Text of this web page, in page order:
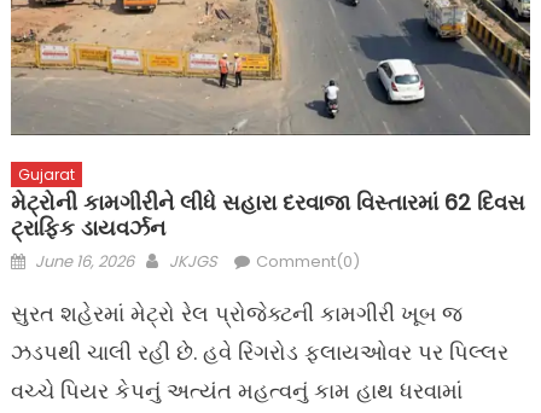
Gujarat
મેટ્રોની કામગીરીને લીધે સહારા દરવાજા વિસ્તારમાં 62 દિવસ
ટ્રાફિક ડાયવર્ઝન
Posted
June 16, 2026 Author
JKJGS Comment(0)
સુરત શહેરમાં મેટ્રો રેલ પ્રોજેક્ટની કામગીરી ખૂબ જ
ઝડપથી ચાલી રહી છે. હવે રિંગરોડ ફ્લાયઓવર પર પિલ્લર
વચ્ચે પિયર કેપનું અત્યંત મહત્વનું કામ હાથ ધરવામાં